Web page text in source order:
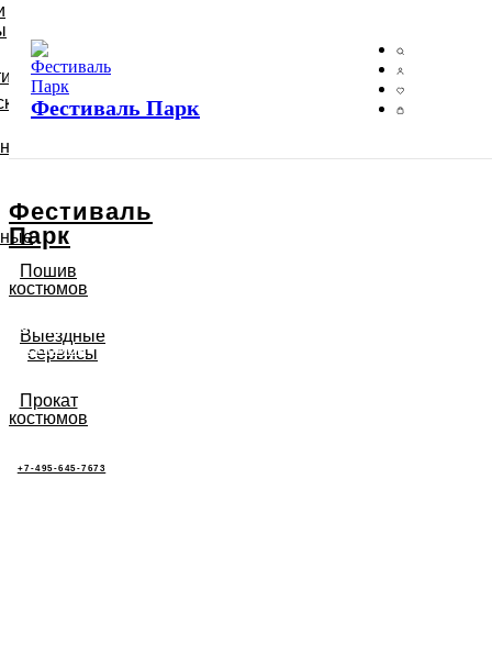
Фестиваль Парк
Фестиваль
Парк
Пошив
костюмов
Выездные
сервисы
Прокат
костюмов
+7-495-645-7673
Подключи годовой тариф на прокат
костюмов